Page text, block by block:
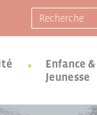
Recherche
Enfance &
Jeunesse